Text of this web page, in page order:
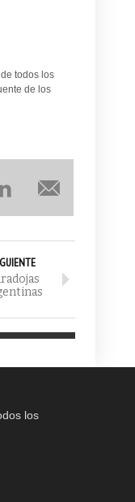
todos los
de los
los